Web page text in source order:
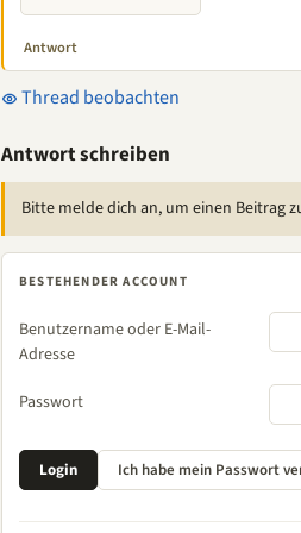
Antwort
Thread beobachten
Antwort schreiben
Bitte melde dich an, um einen Beitrag
BESTEHENDER ACCOUNT
Benutzername oder E-Mail-
Adresse
Passwort